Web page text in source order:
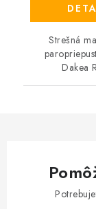
Strešná
Dakea